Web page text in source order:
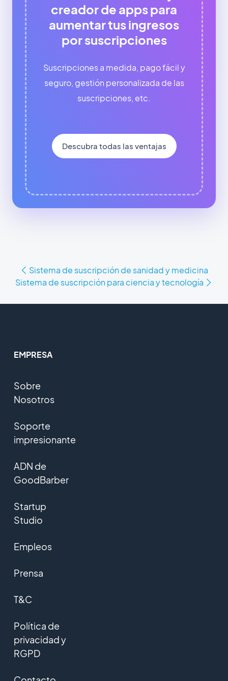
creador de apps para
aumentar tus ingresos
por suscripciones
Suscripciones a medida, pago fácil y
seguro, gestión personalizada de las
suscripciones, etc.
Descubra todas las ventajas
Sistema de suscripción de sanidad y medicina
Sistema de suscripción para ciencia y tecnología
EMPRESA
Sobre
Nosotros
Soporte
impresionante
ADN de
GoodBarber
Startup
Studio
Empleos
Prensa
T&C
Política de
privacidad y
RGPD